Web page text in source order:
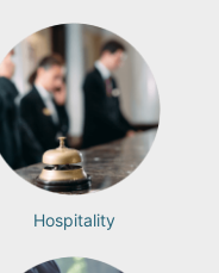
Hospitality